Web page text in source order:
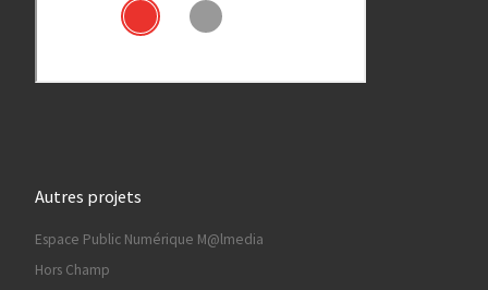
Autres projets
Espace Public Numérique M@lmedia
Hors Champ